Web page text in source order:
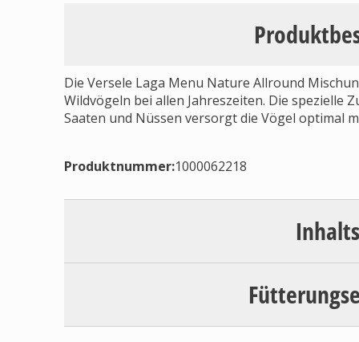
Die Versele Laga Menu Nature Allround
Wildvögeln bei allen Jahreszeiten. Die spezielle
Saaten und Nüssen versorgt die Vögel optimal
Produktnummer:1000062218